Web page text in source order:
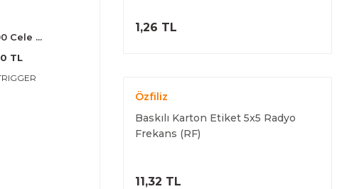
Cele ...
TL
1,26 TL
Özfiliz
Baskılı Karton Etiket 5x5 Radyo
Frekans (RF)
11,32 TL